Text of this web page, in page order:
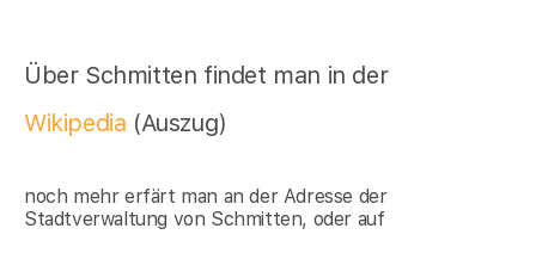
Über Schmitten findet man in der
Wikipedia (Auszug)
noch mehr erfärt man an der Adresse der
Stadtverwaltung von Schmitten, oder auf